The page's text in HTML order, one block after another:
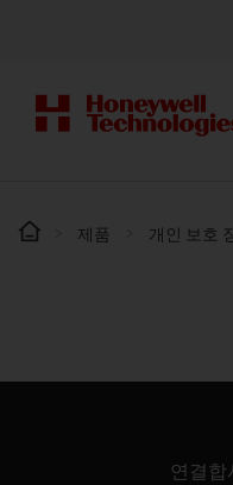
제품 개인 보호
연결합